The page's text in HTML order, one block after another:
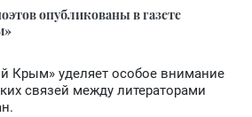
опубликованы в газете
Крым» уделяет особое внимание
связей между литераторами